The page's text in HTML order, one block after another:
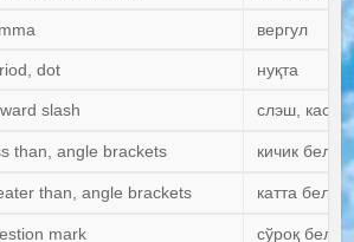
вергул
dot нуқта
slash слэш, каср
than, angle brackets кичик
than, angle brackets катта
mark сўроқ